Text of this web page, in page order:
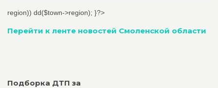
region)) dd($town->region); }?>
Перейти к ленте новостей Смоленской области
Подборка ДТП за